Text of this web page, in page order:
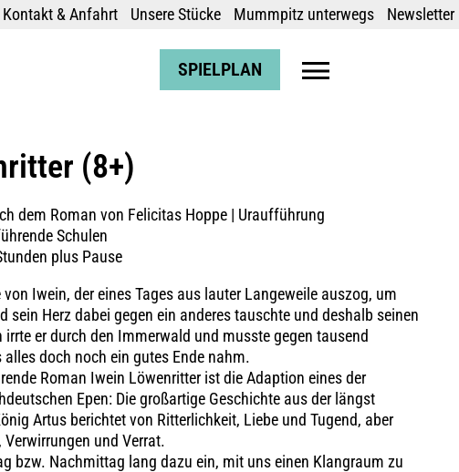
Kontakt & Anfahrt Unsere Stücke Mummpitz unterwegs Newsletter
SPIELPLAN
(8+)
dem Roman von Felicitas Hoppe | Uraufführung
Schulen
plus Pause
Iwein, der eines Tages aus lauter Langeweile auszog, um
sein Herz dabei gegen ein anderes tauschte und deshalb seinen
irrte er durch den Immerwald und musste gegen tausend
doch noch ein gutes Ende nahm.
Roman Iwein Löwenritter ist die Adaption eines der
Epen: Die großartige Geschichte aus der längst
Artus berichtet von Ritterlichkeit, Liebe und Tugend, aber
und Verrat.
bzw. Nachmittag lang dazu ein, mit uns einen Klangraum zu